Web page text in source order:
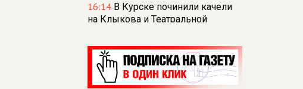
16:14 В Курске починили качели
на Клыкова и Театральной
15:40Первый шкаф для
книгообмена появился в Курске
— всего откроют 30 точек